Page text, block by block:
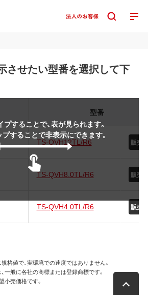
させたい型番を選択して下
することで、表が見られます。
することで非表示にできます。
型番
TS-QVH12TL/R6 販売
TS-QVH8.0TL/R6 販売
TS-QVH4.0TL/R6 販売
格値で、実環境での速度ではありません。
一般に各社の商標または登録商標です。
小売価格です。